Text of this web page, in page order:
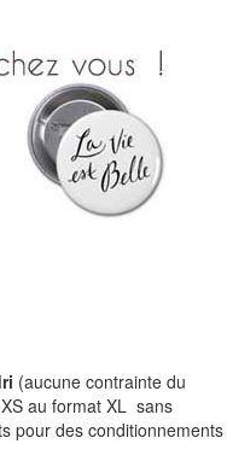
(aucune contrainte du
au format XL sans
pour des conditionnements